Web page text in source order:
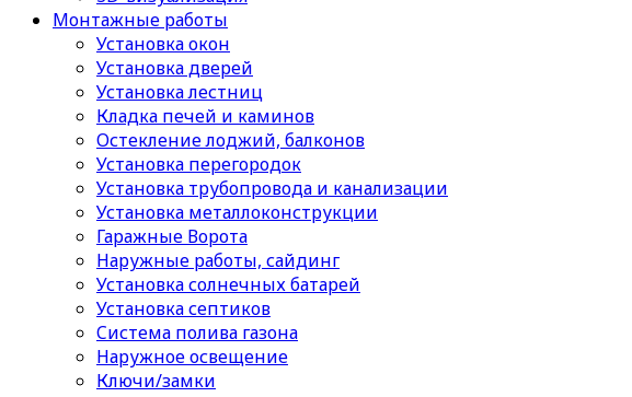
Монтажные работы
Установка окон
Установка дверей
Установка лестниц
Кладка печей и каминов
Остекление лоджий, балконов
Установка перегородок
Установка трубопровода и канализации
Установка металлоконструкции
Гаражные Ворота
Наружные работы, сайдинг
Установка солнечных батарей
Установка септиков
Cистема полива газона
Наружное освещение
Ключи/замки